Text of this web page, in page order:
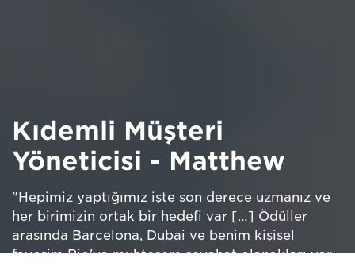
Kıdemli Müşteri
Yöneticisi - Matthew
"Hepimiz yaptığımız işte son derece uzmanız ve
her birimizin ortak bir hedefi var […] Ödüller
arasında Barcelona, Dubai ve benim kişisel
favorim Rio'ya muhteşem seyahat olanakları var.